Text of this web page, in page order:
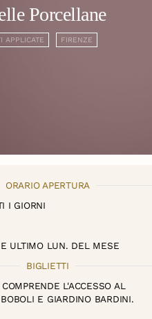
Porcellane
APPLICATE FIRENZE
ORARIO APERTURA
I GIORNI
ULTIMO LUN. DEL MESE
BIGLIETTI
L'ACCESSO AL
E GIARDINO BARDINI.